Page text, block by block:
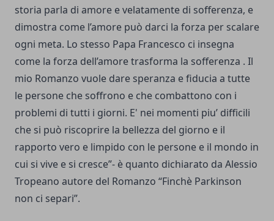
storia parla di amore e velatamente di sofferenza, e
dimostra come l’amore può darci la forza per scalare
ogni meta. Lo stesso Papa Francesco ci insegna
come la forza dell’amore trasforma la sofferenza . Il
mio Romanzo vuole dare speranza e fiducia a tutte
le persone che soffrono e che combattono con i
problemi di tutti i giorni. E' nei momenti piu’ difficili
che si può riscoprire la bellezza del giorno e il
rapporto vero e limpido con le persone e il mondo in
cui si vive e si cresce”- è quanto dichiarato da Alessio
Tropeano autore del Romanzo “Finchè Parkinson
non ci separi”.